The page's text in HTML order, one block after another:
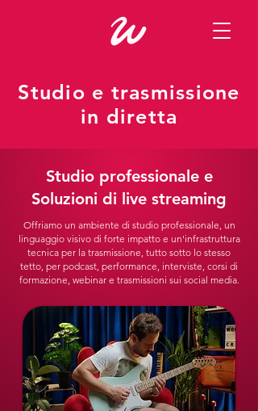
Studio e trasmissione
in diretta
Studio professionale e
Soluzioni di live streaming
Offriamo un ambiente di studio professionale, un
linguaggio visivo di forte impatto e un'infrastruttura
tecnica per la trasmissione, tutto sotto lo stesso
tetto, per podcast, performance, interviste, corsi di
formazione, webinar e trasmissioni sui social media.